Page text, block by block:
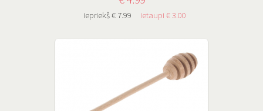
iepriekš € 7.99 ietaupi € 3.00